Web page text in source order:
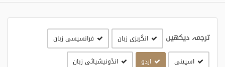
ترجمہ دیکھیں انگریزی زبان فرانسیسی زبان
اسپینی اردو انڈونیشیائی زبان